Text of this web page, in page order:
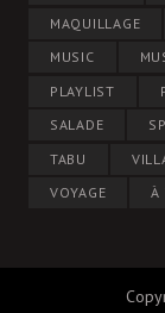
MAQUILLAGE
MUSIC
PLAYLIST
SALADE
TABU
VOYAGE
À